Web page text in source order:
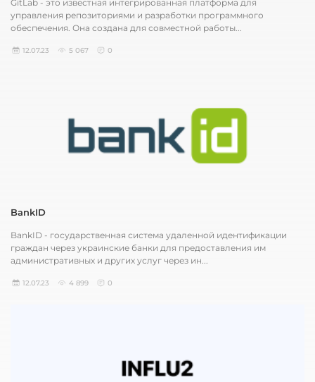
GitLab - это известная интегрированная платформа для
управления репозиториями и разработки программного
обеспечения. Она создана для совместной работы...
12.07.23 5 067 0
BankID
BankID - государственная система удаленной идентификации
граждан через украинские банки для предоставления им
административных и других услуг через ин...
12.07.23 4 899 0